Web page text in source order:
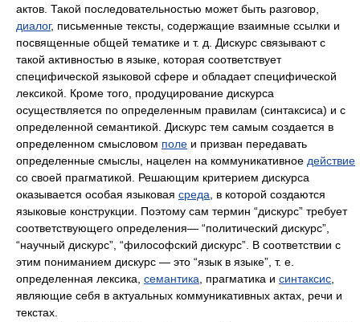
актов. Такой последовательностью может быть разговор,
диалог, письменные тексты, содержащие взаимные ссылки и
посвященные общей тематике и т. д. Дискурс связывают с
такой активностью в языке, которая соответствует
специфической языковой сфере и обладает специфической
лексикой. Кроме того, продуцирование дискурса
осуществляется по определенным правилам (синтаксиса) и с
определенной семантикой. Дискурс тем самым создается в
определенном смысловом поле и призван передавать
определенные смыслы, нацелен на коммуникативное действие
со своей прагматикой. Решающим критерием дискурса
оказывается особая языковая среда , в которой создаются
языковые конструкции. Поэтому сам термин “дискурс” требует
соответствующего определения— “политический дискурс”,
“научный дискурс”, “философский дискурс”. В соответствии с
этим пониманием дискурс — это “язык в языке”, т. е.
определенная лексика, семантика , прагматика и синтаксис
являющие себя в актуальных коммуникативных актах, речи и
текстах.